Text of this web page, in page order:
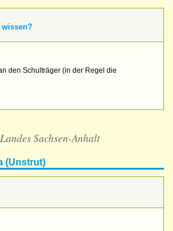
den Schulträger (in der Regel die
Sachsen-Anhalt
(Unstrut)